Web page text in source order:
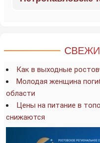
Как в выходные
Молодая женщина
области
Цены на питание в
снижаются